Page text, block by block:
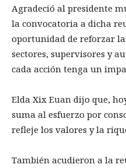
Agradeció al presidente
la convocatoria a dicha
oportunidad de reforzar
sectores, supervisores y
cada acción tenga un
Elda Xix Euan dijo que,
suma al esfuerzo por
refleje los valores y la
También acudieron a la